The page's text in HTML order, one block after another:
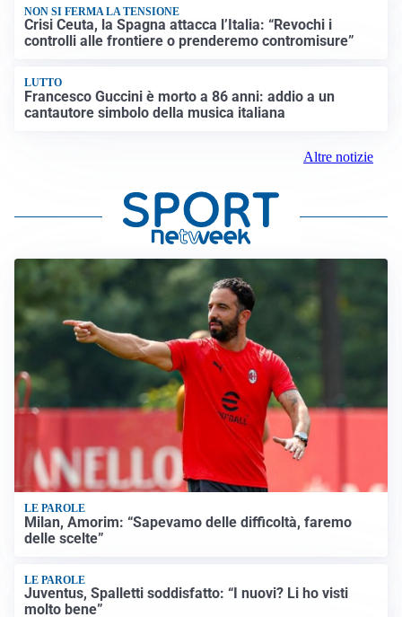
NON SI FERMA LA TENSIONE
Crisi Ceuta, la Spagna attacca l’Italia: “Revochi i
controlli alle frontiere o prenderemo contromisure”
LUTTO
Francesco Guccini è morto a 86 anni: addio a un
cantautore simbolo della musica italiana
Altre notizie
LE PAROLE
Milan, Amorim: “Sapevamo delle difficoltà, faremo
delle scelte”
LE PAROLE
Juventus, Spalletti soddisfatto: “I nuovi? Li ho visti
molto bene”